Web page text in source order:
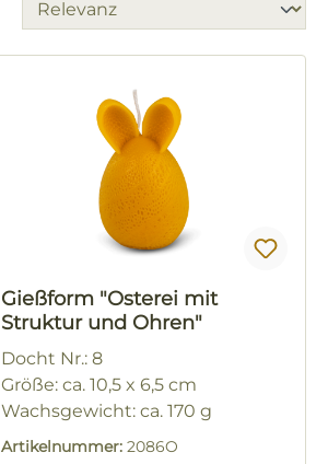
Gießform "Osterei mit
Struktur und Ohren"
Docht Nr.: 8
Größe: ca. 10,5 x 6,5 cm
Wachsgewicht: ca. 170 g
Artikelnummer: 2086O